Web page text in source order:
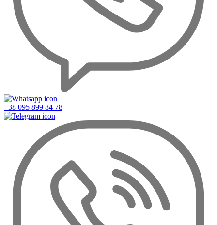
+38 095 899 84 78